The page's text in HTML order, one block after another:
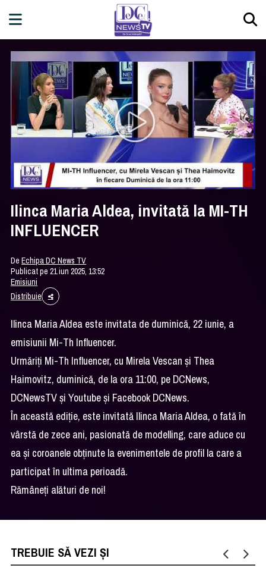
Ilinca Maria Aldea, invitată la MI-TH
INFLUENCER
DeEchipa DC News TV
Publicat pe 21 iun 2025, 13:52
Emisiuni
Distribuie
Ilinca Maria Aldea este invitata de duminică, 22 iunie, a
emisiunii Mi-Th Influencer.
Urmăriți Mi-Th Influencer, cu Mirela Vescan și Thea
Haimovitz, duminică, de la ora 11:00, pe DCNews,
DCNewsTV și Youtube și Facebook DCNews.
În această ediţie, este invitată Ilinca Maria Aldea, o fată în
vârstă de zece ani, pasionată de modelling, care aduce cu
ea şi coroanele obţinute la evenimentele de profil la care a
participat în ultima perioadă.
Rămâneţi alături de noi!
TREBUIE SĂ VEZI ȘI